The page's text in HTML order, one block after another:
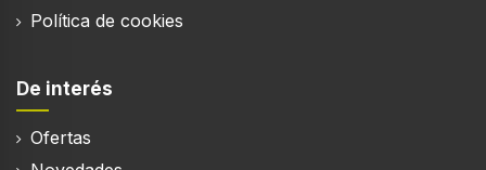
Pantalla incorporada
Diámetro de la conexión de escape
Política de cookies
De interés
Ofertas